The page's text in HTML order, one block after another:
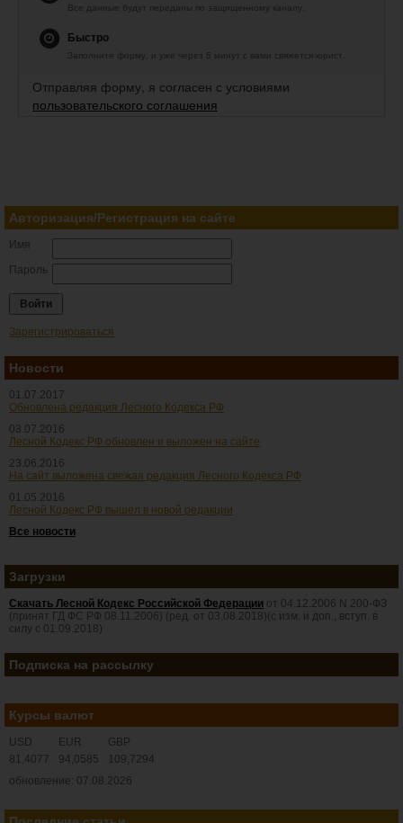
Все данные будут переданы по защищенному каналу.
Быстро
Заполните форму, и уже через 5 минут с вами свяжется юрист.
Отправляя форму, я согласен с условиями
пользовательского соглашения
Авторизация/Регистрация на сайте
Имя
Пароль
Зарегистрироваться
Новости
01.07.2017
Обновлена редакция Лесного Кодекса РФ
03.07.2016
Лесной Кодекс РФ обновлен и выложен на сайте
23.06.2016
На сайт выложена свежая редакция Лесного Кодекса РФ
01.05.2016
Лесной Кодекс РФ вышел в новой редакции
Все новости
Загрузки
Скачать Лесной Кодекс Российской Федерации от 04.12.2006 N 200-ФЗ
(принят ГД ФС РФ 08.11.2006) (ред. от 03.08.2018)(с изм. и доп., вступ. в
силу с 01.09.2018)
Подписка на рассылку
Курсы валют
USD EUR
GBP
81,4077
94,0585
109,7294
обновление: 07.08.2026